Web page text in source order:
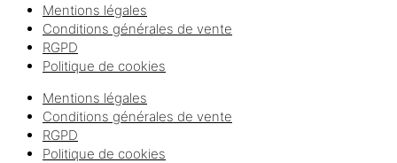
Mentions légales
Conditions générales de vente
RGPD
Politique de cookies
Mentions légales
Conditions générales de vente
RGPD
Politique de cookies